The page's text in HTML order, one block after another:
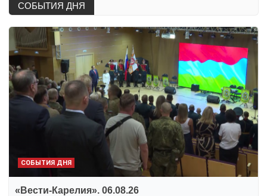
СОБЫТИЯ ДНЯ
СОБЫТИЯ ДНЯ
«Вести-Карелия». 06.08.26